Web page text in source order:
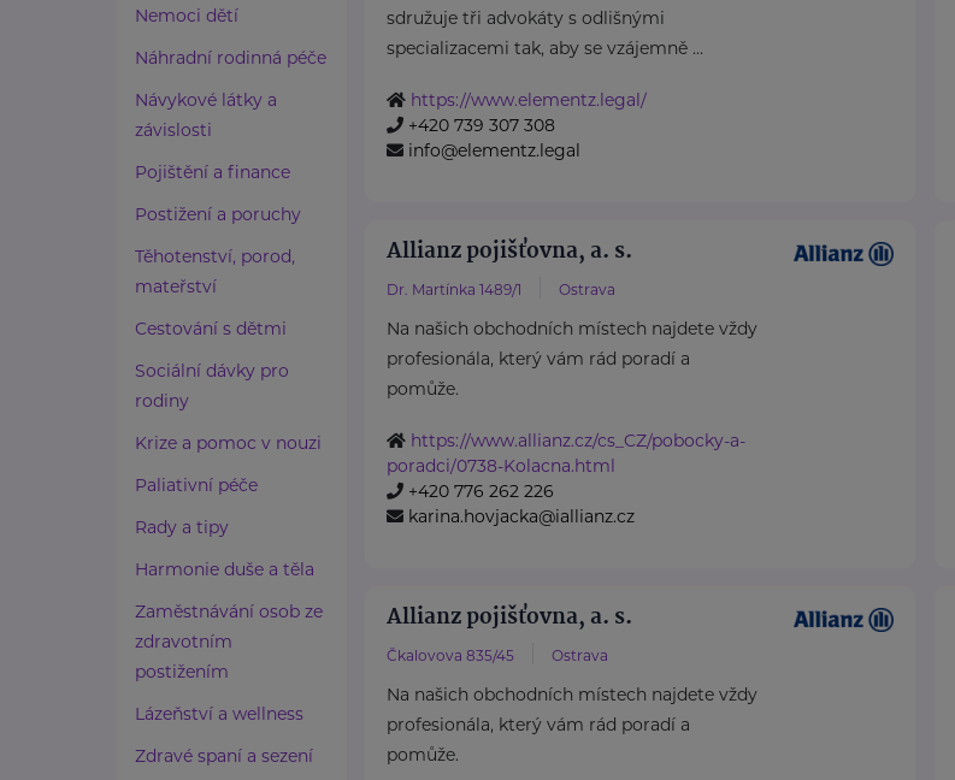
Nemoci dětí
Náhradní rodinná péče
Návykové látky a
závislosti
Pojištění a finance
Postižení a poruchy
Těhotenství, porod,
mateřství
Cestování s dětmi
Sociální dávky pro
rodiny
Krize a pomoc v nouzi
Paliativní péče
Rady a tipy
Harmonie duše a těla
Zaměstnávání osob ze
zdravotním
postižením
Lázeňství a wellness
Zdravé spaní a sezení
sdružuje tři advokáty s odlišnými
specializacemi tak, aby se vzájemně ...
https://www.elementz.legal/
+420 739 307 308
info@elementz.legal
Allianz pojišťovna, a. s.
Dr. Martínka 1489/1 Ostrava
Na našich obchodních místech najdete vždy
profesionála, který vám rád poradí a
pomůže.
https://www.allianz.cz/cs_CZ/pobocky-a-
poradci/0738-Kolacna.html
+420 776 262 226
karina.hovjacka@iallianz.cz
Allianz pojišťovna, a. s.
Čkalovova 835/45 Ostrava
Na našich obchodních místech najdete vždy
profesionála, který vám rád poradí a
pomůže.